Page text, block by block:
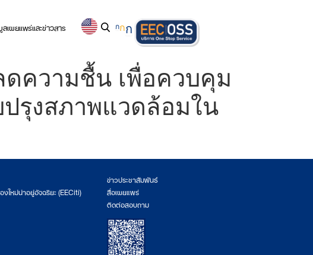
เผยแพร่และข่าวสาร กกก
ดความชื้น เพื่อควบคุม
รุงสภาพแวดล้อมใน
งใหม่น่าอยู่อัจฉริยะ (EECiti)
ข่าวประชาสัมพันธ์
สื่อเผยแพร่
ติดต่อสอบถาม